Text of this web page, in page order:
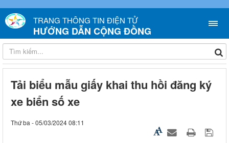
TRANG THÔNG TIN ĐIỆN TỬ
HƯỚNG DẪN CỘNG ĐỒNG
Tải biểu mẫu giấy khai thu hồi đăng ký
xe biển số xe
Thứ ba - 05/03/2024 08:11